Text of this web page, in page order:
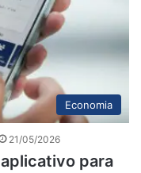
Economia
21/05/2026
para